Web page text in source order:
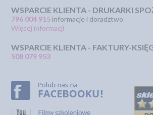
WSPARCIE KLIENTA - DRUKARKI
796 004 915 informacje i doradztwo
Więcej informacji
WSPARCIE KLIENTA - FAKTURY-
508 079 953